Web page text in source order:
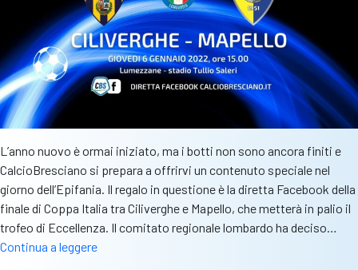
L’anno nuovo è ormai iniziato, ma i botti non sono ancora finiti e
CalcioBresciano si prepara a offrirvi un contenuto speciale nel
giorno dell’Epifania. Il regalo in questione è la diretta Facebook della
finale di Coppa Italia tra Ciliverghe e Mapello, che metterà in palio il
trofeo di Eccellenza. Il comitato regionale lombardo ha deciso…
Continua a leggereCiliverghe